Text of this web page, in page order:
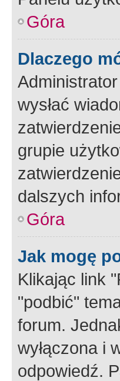
Góra
Dlaczego
wysłać
grupie
dalszych
Góra
Jak mogę
Klikając link
"podbić"
forum.
wyłączona i
odpowiedź.